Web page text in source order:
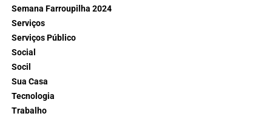
Semana Farroupilha 2024
Serviços
Serviços Público
Social
Socil
Sua Casa
Tecnologia
Trabalho